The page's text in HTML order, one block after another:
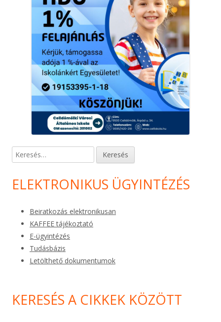
Keresés:
ELEKTRONIKUS ÜGYINTÉZÉS
Beiratkozás elektronikusan
KAFFEE tájékoztató
E-ügyintézés
Tudásbázis
Letölthető dokumentumok
KERESÉS A CIKKEK KÖZÖTT